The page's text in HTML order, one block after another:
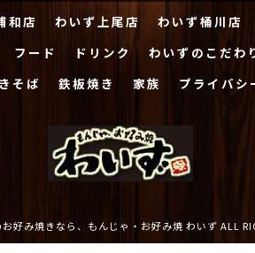
和店 わいず上尾店 わいず桶川店
フード ドリンク わいずのこだわ
そば 鉄板焼き 家族 プライバシ
好み焼きなら、もんじゃ・お好み焼 わいず ALL